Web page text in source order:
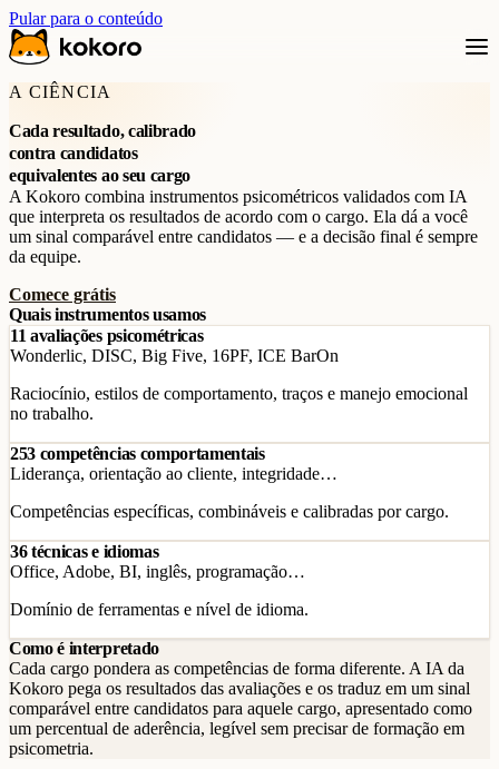
Pular para o conteúdo
A CIÊNCIA
Cada resultado, calibrado
contra candidatos
equivalentes ao seu cargo
A Kokoro combina instrumentos psicométricos validados com IA
que interpreta os resultados de acordo com o cargo. Ela dá a você
um sinal comparável entre candidatos — e a decisão final é sempre
da equipe.
Comece grátis
Quais instrumentos usamos
11 avaliações psicométricas
Wonderlic, DISC, Big Five, 16PF, ICE BarOn
Raciocínio, estilos de comportamento, traços e manejo emocional
no trabalho.
253 competências comportamentais
Liderança, orientação ao cliente, integridade…
Competências específicas, combináveis e calibradas por cargo.
36 técnicas e idiomas
Office, Adobe, BI, inglês, programação…
Domínio de ferramentas e nível de idioma.
Como é interpretado
Cada cargo pondera as competências de forma diferente. A IA da
Kokoro pega os resultados das avaliações e os traduz em um sinal
comparável entre candidatos para aquele cargo, apresentado como
um percentual de aderência, legível sem precisar de formação em
psicometria.